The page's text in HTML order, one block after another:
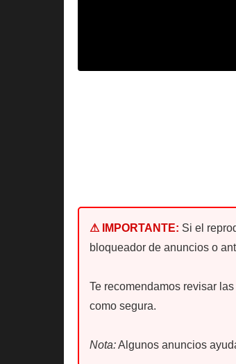
⚠ IMPORTANTE: Si el
bloqueador de anuncios o
Te recomendamos revisar
como segura.
Nota:Algunos anuncios